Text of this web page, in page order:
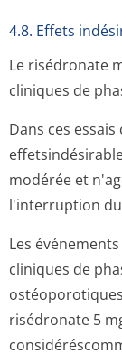
4.8. Effets
Le risédronate
cliniques de
Dans ces
modérée et
l'interruption
Les
cliniques de
risédronate 5